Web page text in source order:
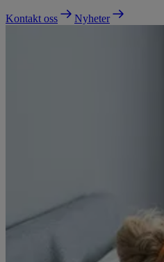
Kontakt oss Nyheter